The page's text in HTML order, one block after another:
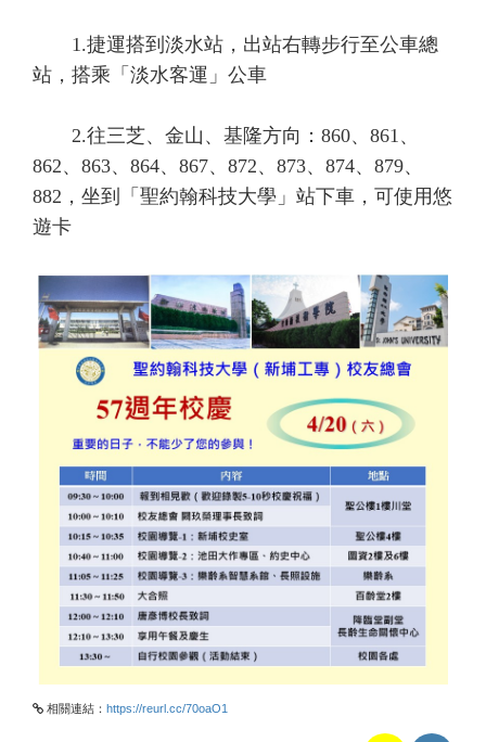
1.捷運搭到淡水站，出站右轉步行至公車總
站，搭乘「淡水客運」公車
2.往三芝、金山、基隆方向： 860、 861、
862、 863、 864、 867、 872、 873、 874、 879、
882 ，坐到「聖約翰科技大學」站下車，可使用悠
遊卡
相關連結： https://reurl.cc/70oaO1